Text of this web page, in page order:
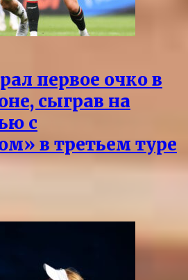
первое очко в
сыграв на
с
в третьем туре